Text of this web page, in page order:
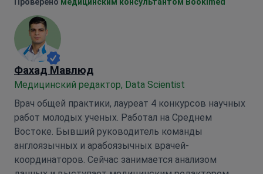
Анна Леонова Linkedin
Проверено медицинским консультантом Bookimed
Фахад Мавлюд
Медицинский редактор, Data Scientist
Врач общей практики, лауреат 4 конкурсов научных
работ молодых ученых. Работал на Среднем
Востоке. Бывший руководитель команды
англоязычных и арабоязычных врачей-
координаторов. Сейчас занимается анализом